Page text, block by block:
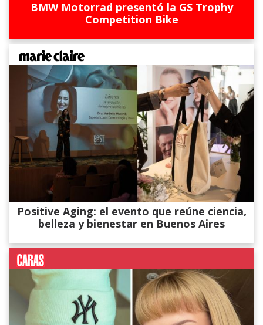
BMW Motorrad presentó la GS Trophy
Competition Bike
Positive Aging: el evento que reúne ciencia,
belleza y bienestar en Buenos Aires